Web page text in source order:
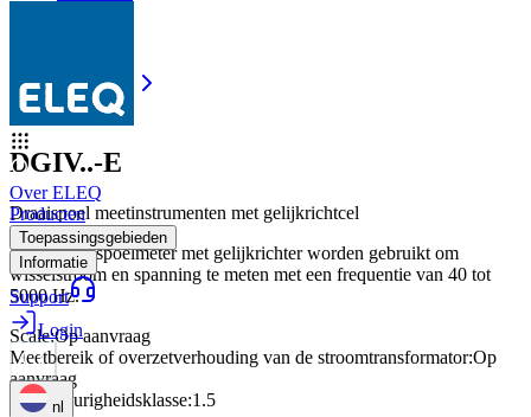
Over ELEQ
Producten
Toepassingsgebieden
Informatie
Support
Login
nl
Producten
DGIV..-E
DGIV..-E
Draaispoel meetinstrumenten met gelijkrichtcel
E-line draaispoelmeter met gelijkrichter worden gebruikt om
wisselstroom en spanning te meten met een frequentie van 40 tot
5000 Hz.
Scale:Op aanvraag
Meetbereik of overzetverhouding van de stroomtransformator:Op
aanvraag
Nauwkeurigheidsklasse:1.5